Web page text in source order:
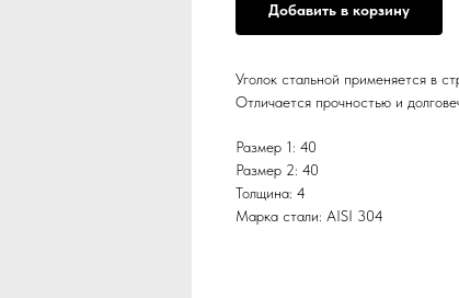
Добавить в корзину
Уголок стальной применяется в
Отличается прочностью и
Размер 1: 40
Размер 2: 40
Толщина: 4
Марка стали: AISI 304